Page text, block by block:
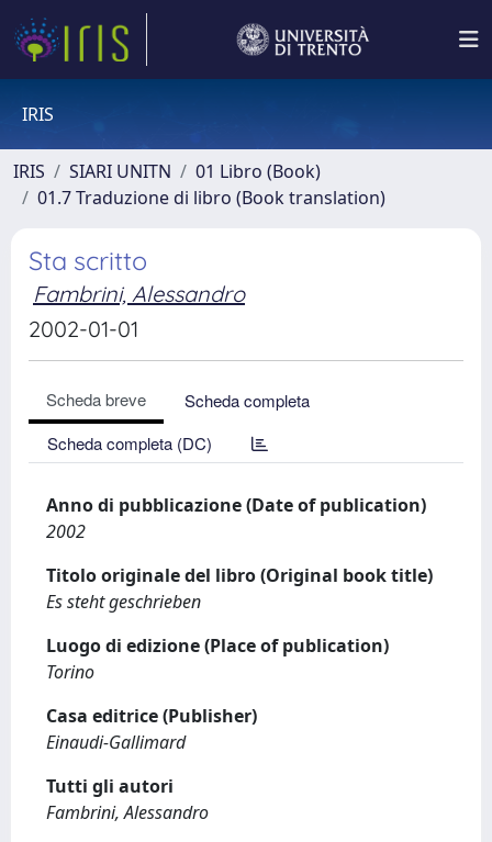
IRIS
IRIS SIARI UNITN
01 Libro (Book)
01.7 Traduzione di libro (Book translation)
Sta scritto
Fambrini, Alessandro
2002-01-01
Scheda breve
Scheda completa
Scheda completa (DC)
Anno di pubblicazione (Date of publication)
2002
Titolo originale del libro (Original book title)
Es steht geschrieben
Luogo di edizione (Place of publication)
Torino
Casa editrice (Publisher)
Einaudi-Gallimard
Tutti gli autori
Fambrini, Alessandro